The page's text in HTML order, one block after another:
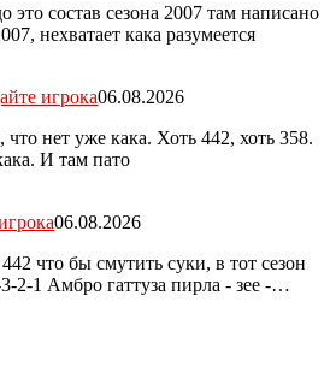
это состав сезона 2007 там написано
нехватает кака разумеется
игрока06.08.2026
нет уже кака. Хоть 442, хоть 358.
И там пато
06.08.2026
что бы смутить суки, в тот сезон
2-1 Амбро гаттуза пирла - зее -…